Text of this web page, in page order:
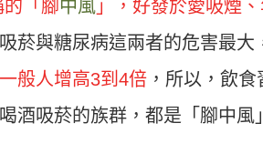
「腳中風 」，好發於愛吸煙
菸與糖尿病這兩者的危害最大
般人增高3到4倍 ，所以，飲
酒吸菸的族群，都是「腳中風